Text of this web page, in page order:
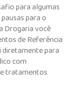
para algumas
para o
Drogaria você
de Referência
diretamente para
com
tratamentos